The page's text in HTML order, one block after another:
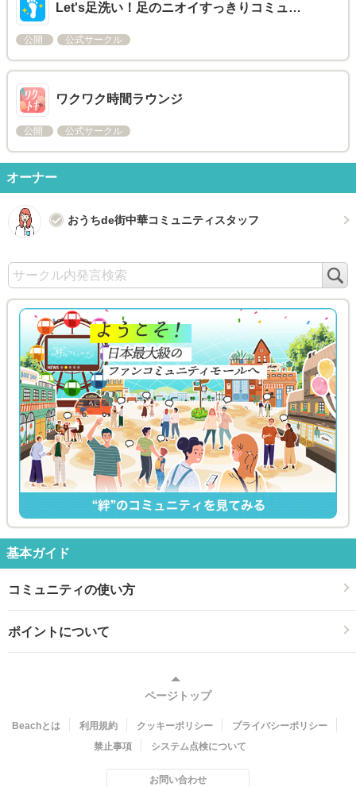
Let's足洗い！足のニオイすっきりコミュ…
公開 公式サークル
ワクワク時間ラウンジ
公開 公式サークル
オーナー
おうちde街中華コミュニティスタッフ
基本ガイド
コミュニティの使い方
ポイントについて
ページトップ
Beachとは 利用規約 クッキーポリシー
プライバシーポリシー
禁止事項
システム点検について
お問い合わせ